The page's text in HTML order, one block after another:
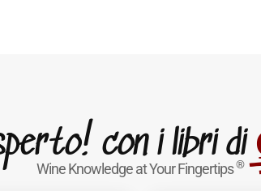
con i libri di
Wine Knowledge at Your Fingertips®